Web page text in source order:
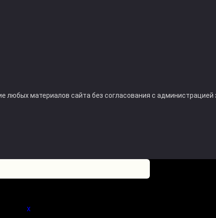
любых материалов сайта без согласования с администрацией
x